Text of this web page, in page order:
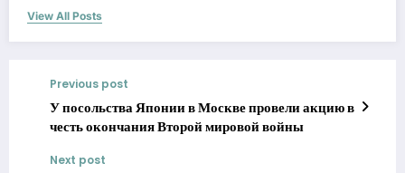
View All Posts
Previous post
У посольства Японии в Москве провели акцию в
честь окончания Второй мировой войны
Next post